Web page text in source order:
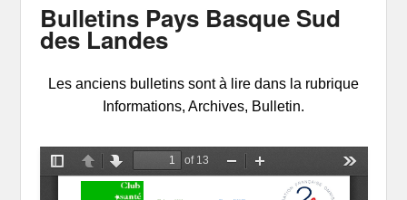
Bulletins Pays Basque Sud
des Landes
Les anciens bulletins sont à lire dans la rubrique
Informations, Archives, Bulletin.